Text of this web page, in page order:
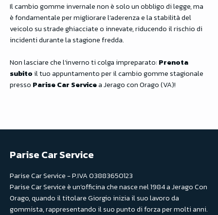
Il cambio gomme invernale non è solo un obbligo di legge, ma
è fondamentale per migliorare l’aderenza e la stabilità del
veicolo su strade ghiacciate o innevate, riducendo il rischio di
incidenti durante la stagione fredda.
Non lasciare che l’inverno ti colga impreparato: Prenota
subito il tuo appuntamento per il cambio gomme stagionale
presso Parise Car Servicea Jerago con Orago (VA)!
Parise Car Service
Parise Car Service - P.IVA 03883650123
Parise Car Service è un’officina che nasce nel 1984 a Jerago Con
Orago, quando il titolare Giorgio inizia il suo lavoro da
gommista, rappresentando il suo punto di forza per molti anni.